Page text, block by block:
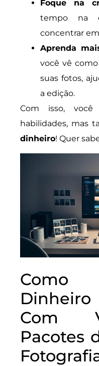
Foque na
tempo na
concentrar
Aprenda
você vê
suas fotos,
a edição.
Com isso,
habilidades, mas
dinheiro! Quer
Com
Pacotes